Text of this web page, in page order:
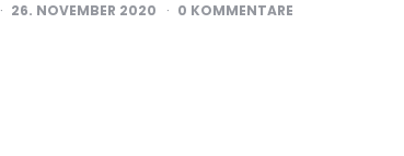
26. NOVEMBER 2020 0 KOMMENTARE